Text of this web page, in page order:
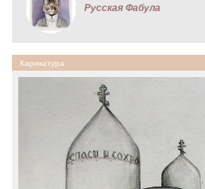
Русская Фабула
Карикатура